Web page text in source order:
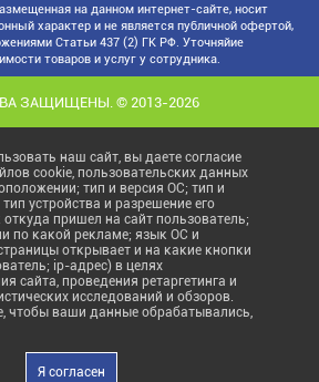
на данном интернет-сайте, носит
характер и не является публичной офертой,
Статьи 437 (2) ГК РФ. Уточняйие
товаров и услуг у сотрудника.
ЗАЩИЩЕНЫ. © 2013-2026
наш сайт, вы даете согласие
cookie, пользовательских данных
тип и версия ОС; тип и
устройства и разрешение его
откуда пришел на сайт пользователь;
по какой рекламе; язык ОС и
открывает и на какие кнопки
ip-адрес) в целях
сайта, проведения ретаргетинга и
исследований и обзоров.
чтобы ваши данные обрабатывались,
Я согласен